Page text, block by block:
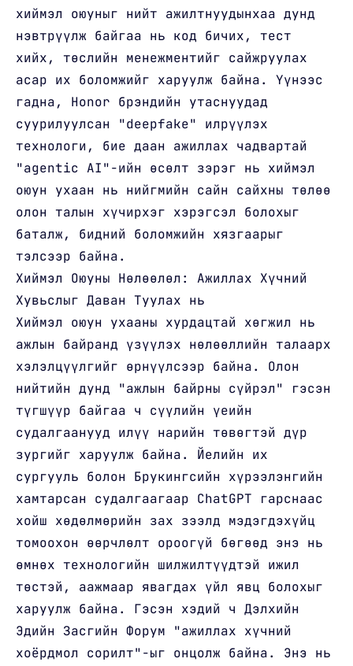
хиймэл оюуныг нийт ажилтнуудынхаа дунд
нэвтрүүлж байгаа нь код бичих, тест
хийх, төслийн менежментийг сайжруулах
асар их боломжийг харуулж байна. Үүнээс
гадна, Honor брэндийн утаснуудад
суурилуулсан "deepfake" илрүүлэх
технологи, бие даан ажиллах чадвартай
"agentic AI"-ийн өсөлт зэрэг нь хиймэл
оюун ухаан нь нийгмийн сайн сайхны төлөө
олон талын хүчирхэг хэрэгсэл болохыг
баталж, бидний боломжийн хязгаарыг
тэлсээр байна.
Хиймэл Оюуны Нөлөөлөл: Ажиллах Хүчний
Хувьслыг Даван Туулах нь
Хиймэл оюун ухааны хурдацтай хөгжил нь
ажлын байранд үзүүлэх нөлөөллийн талаарх
хэлэлцүүлгийг өрнүүлсээр байна. Олон
нийтийн дунд "ажлын байрны сүйрэл" гэсэн
түгшүүр байгаа ч сүүлийн үеийн
судалгаанууд илүү нарийн төвөгтэй дүр
зургийг харуулж байна. Йелийн их
сургууль болон Брукингсийн хүрээлэнгийн
хамтарсан судалгаагаар ChatGPT гарснаас
хойш хөдөлмөрийн зах зээлд мэдэгдэхүйц
томоохон өөрчлөлт ороогүй бөгөөд энэ нь
өмнөх технологийн шилжилтүүдтэй ижил
төстэй, аажмаар явагдах үйл явц болохыг
харуулж байна. Гэсэн хэдий ч Дэлхийн
Эдийн Засгийн Форум "ажиллах хүчний
хоёрдмол сорилт"-ыг онцолж байна. Энэ нь